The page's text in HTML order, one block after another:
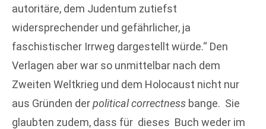
autoritäre, dem Judentum zutiefst
widersprechender und gefährlicher, ja
faschistischer Irrweg dargestellt würde.“ Den
Verlagen aber war so unmittelbar nach dem
Zweiten Weltkrieg und dem Holocaust nicht nur
aus Gründen derpolitical correctness bange. Sie
glaubten zudem, dass für dieses Buch weder im